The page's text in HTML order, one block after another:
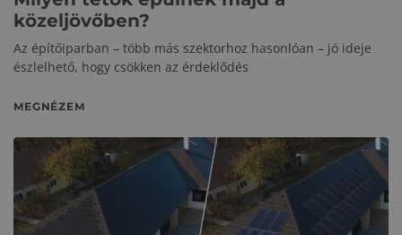
közeljövőben?
Az építőiparban – több más szektorhoz hasonlóan – jó ideje
észlelhető, hogy csökken az érdeklődés
MEGNÉZEM